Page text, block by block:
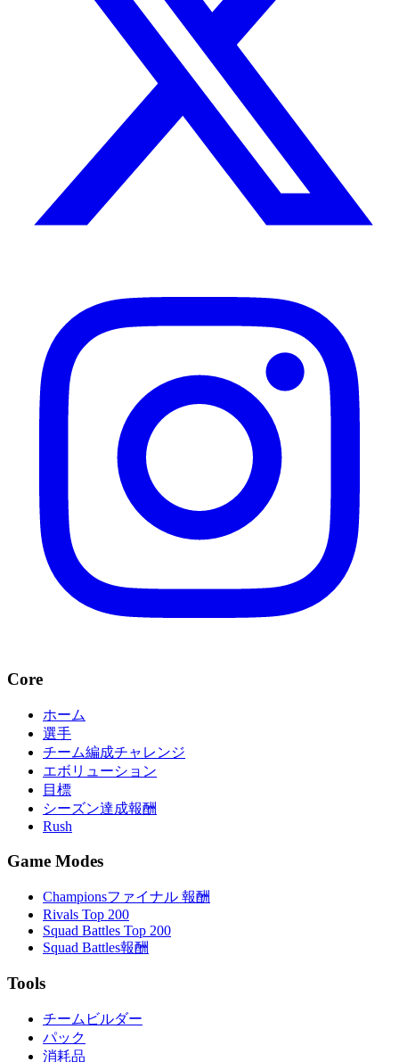
Core
ホーム
選手
チーム編成チャレンジ
エボリューション
目標
シーズン達成報酬
Rush
Game Modes
Championsファイナル 報酬
Rivals Top 200
Squad Battles Top 200
Squad Battles報酬
Tools
チームビルダー
パック
消耗品